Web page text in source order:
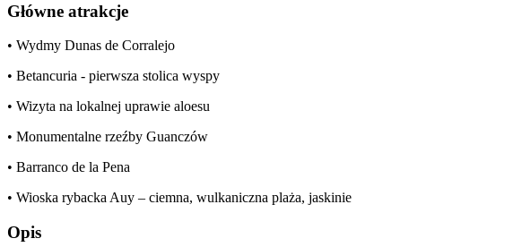
Główne atrakcje
• Wydmy Dunas de Corralejo
• Betancuria - pierwsza stolica wyspy
• Wizyta na lokalnej uprawie aloesu
• Monumentalne rzeźby Guanczów
• Barranco de la Pena
• Wioska rybacka Auy – ciemna, wulkaniczna plaża, jaskinie
Opis